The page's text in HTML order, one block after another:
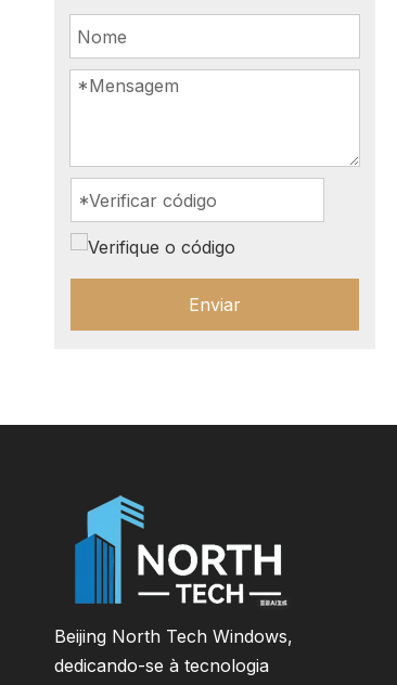
Enviar
Beijing North Tech Windows,
dedicando-se à tecnologia